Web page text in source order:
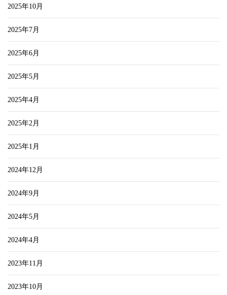
2025年10月
2025年7月
2025年6月
2025年5月
2025年4月
2025年2月
2025年1月
2024年12月
2024年9月
2024年5月
2024年4月
2023年11月
2023年10月